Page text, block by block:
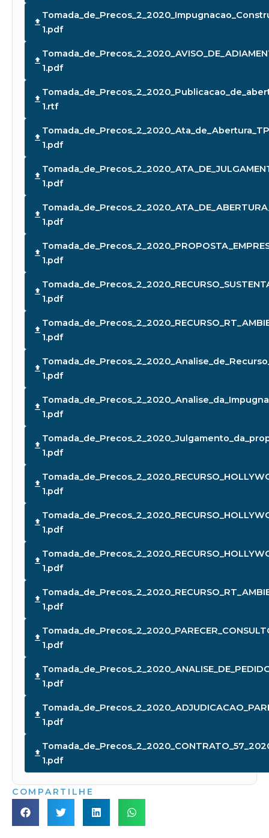
1.pdf
1.pdf
1.rtf
1.pdf
1.pdf
1.pdf
1.pdf
1.pdf
1.pdf
1.pdf
1.pdf
1.pdf
1.pdf
1.pdf
1.pdf
1.pdf
1.pdf
1.pdf
1.pdf
1.pdf
COMPARTILHE